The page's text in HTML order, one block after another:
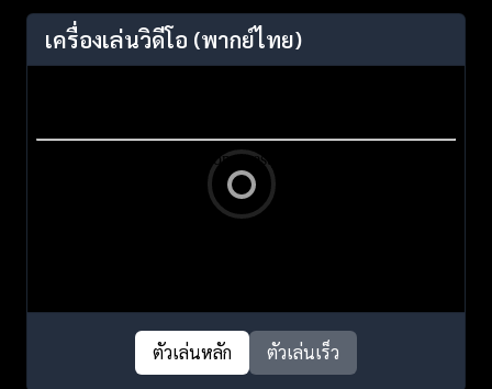
เครื่องเล่นวิดีโอ (พากย์ไทย)
ตัวเล่นหลัก ตัวเล่นเร็ว